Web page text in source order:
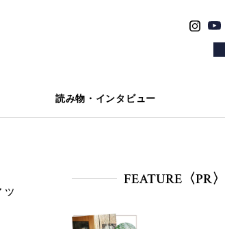
読み物・インタビュー
FEATURE〈PR〉